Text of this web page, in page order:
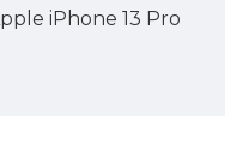
iPhone 13 Pro